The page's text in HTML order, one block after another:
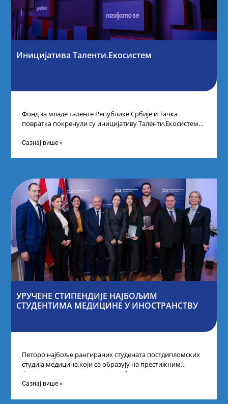
Иницијатива Таленти.Екосистем
Фонд за младе таленте Републике Србије и Тачка
повратка покренули су иницијативу Таленти.Екосистем.
Сазнај више »
УРУЧЕНЕ СТИПЕНДИЈЕ НАЈБОЉИМ
СТУДЕНТИМА МЕДИЦИНЕ У ИНОСТРАНСТВУ
Петоро најбоље рангираних студената постдипломских
студија медицине,који се образују на престижним
факултетима у иностранству, добило је
додатнестипендије од по 10.000
Сазнај више »